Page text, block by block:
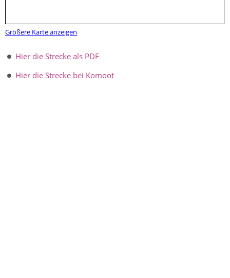
Größere Karte anzeigen
Hier die Strecke als PDF
Hier die Strecke bei Komoot